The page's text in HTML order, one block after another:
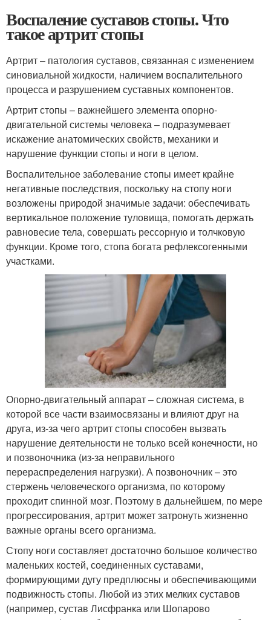
Воспаление суставов стопы. Что
такое артрит стопы
Артрит – патология суставов, связанная с изменением
синовиальной жидкости, наличием воспалительного
процесса и разрушением суставных компонентов.
Артрит стопы – важнейшего элемента опорно-
двигательной системы человека – подразумевает
искажение анатомических свойств, механики и
нарушение функции стопы и ноги в целом.
Воспалительное заболевание стопы имеет крайне
негативные последствия, поскольку на стопу ноги
возложены природой значимые задачи: обеспечивать
вертикальное положение туловища, помогать держать
равновесие тела, совершать рессорную и толчковую
функции. Кроме того, стопа богата рефлексогенными
участками.
Опорно-двигательный аппарат – сложная система, в
которой все части взаимосвязаны и влияют друг на
друга, из-за чего артрит стопы способен вызвать
нарушение деятельности не только всей конечности, но
и позвоночника (из-за неправильного
перераспределения нагрузки). А позвоночник – это
стержень человеческого организма, по которому
проходит спинной мозг. Поэтому в дальнейшем, по мере
прогрессирования, артрит может затронуть жизненно
важные органы всего организма.
Стопу ноги составляет достаточно большое количество
маленьких костей, соединенных суставами,
формирующими дугу предплюсны и обеспечивающими
подвижность стопы. Любой из этих мелких суставов
(например, сустав Лисфранка или Шопарово